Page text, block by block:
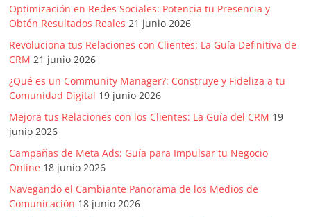
Optimización en Redes Sociales: Potencia tu Presencia y
Obtén Resultados Reales 21 junio 2026
Revoluciona tus Relaciones con Clientes: La Guía Definitiva de
CRM 21 junio 2026
¿Qué es un Community Manager?: Construye y Fideliza a tu
Comunidad Digital 19 junio 2026
Mejora tus Relaciones con los Clientes: La Guía del CRM 19
junio 2026
Campañas de Meta Ads: Guía para Impulsar tu Negocio
Online 18 junio 2026
Navegando el Cambiante Panorama de los Medios de
Comunicación 18 junio 2026